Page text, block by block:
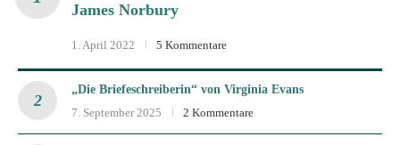
James Norbury
1. April 2022 5 Kommentare
„Die Briefeschreiberin“ von Virginia Evans
7. September 2025
2 Kommentare